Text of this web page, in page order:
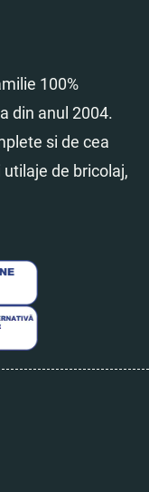
100%
din anul 2004.
si de cea
de bricolaj,